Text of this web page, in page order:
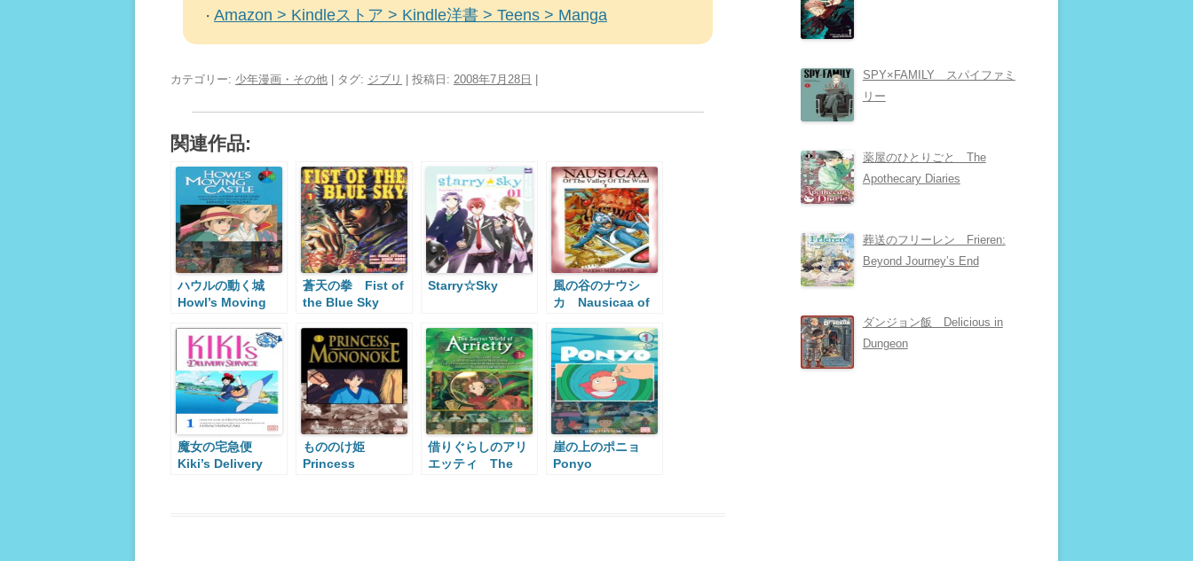
・ Amazon > Kindleストア > Kindle洋書 > Teens > Manga
カテゴリー: 少年漫画・その他 | タグ: ジブリ | 投稿日: 2008年7月28日
関連作品:
ハウルの動く城
Howl’s Moving
蒼天の拳 Fist of
the Blue Sky
Starry☆Sky
風の谷のナウシ
カ Nausicaa of
Wind
魔女の宅急便
Kiki’s Delivery
もののけ姫
Princess
借りぐらしのアリ
エッティ The
崖の上のポニョ
Ponyo
SPY×FAMILY スパイファミ
リー
薬屋のひとりごと The
Apothecary Diaries
葬送のフリーレン Frieren:
Beyond Journey’s End
ダンジョン飯 Delicious in
Dungeon